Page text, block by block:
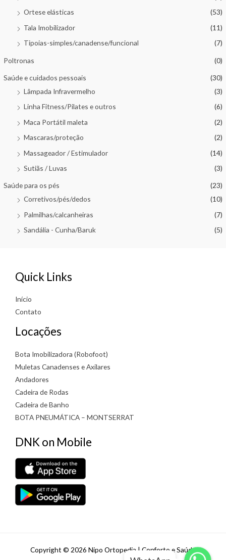
Ortese elásticas
(53)
Tala Imobilizador
(11)
Tipoias-simples/canadense/funcional
(7)
Poltronas (0)
Saúde e cuidados pessoais
(30)
Lâmpada Infravermelho
(3)
Linha Fitness/Pilates e outros
(6)
Maca Portátil maleta
(2)
Mascaras/proteção
(2)
Massageador / Estimulador
(14)
Sutiãs / Luvas
(3)
Saúde para os pés
(23)
Corretivos/pés/dedos
(10)
Palmilhas/calcanheiras
(7)
Sandália - Cunha/Baruk
(5)
Quick Links
Início
Contato
Locações
Bota Imobilizadora (Robofoot)
Muletas Canadenses e Axilares
Andadores
Cadeira de Rodas
Cadeira de Banho
BOTA PNEUMÁTICA – MONTSERRAT
DNK on Mobile
Copyright © 2026 Nipo Ortopedia | Conforto e SaúdeWhatsApp
WhatsApp